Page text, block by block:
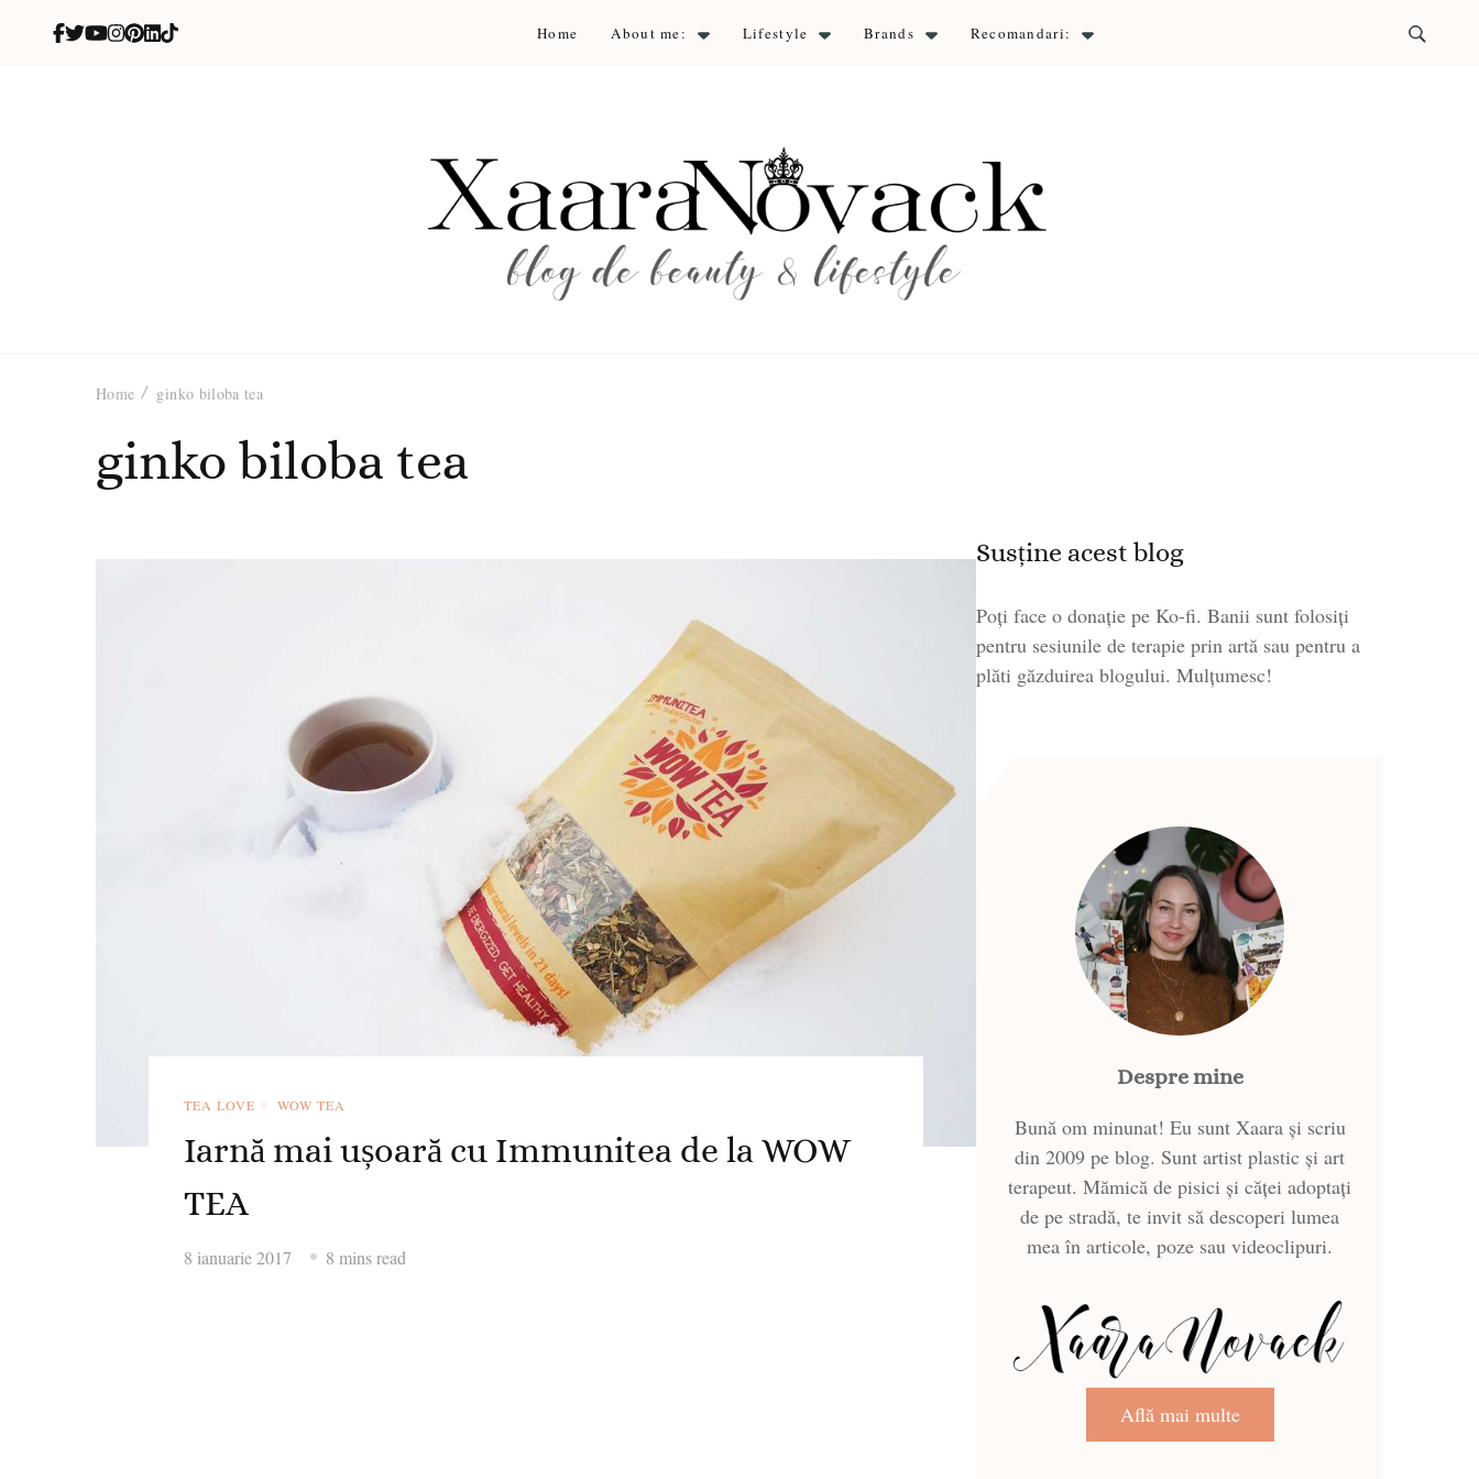
Home About me: Lifestyle Brands Recomandari:
Home ginko biloba tea
ginko biloba tea
TEA LOVE WOW TEA
Iarnă mai ușoară cu Immunitea de la WOW
TEA
8 ianuarie 2017 8 mins read
Susține acest blog
Poți face o donație pe Ko-fi. Banii sunt folosiți
pentru sesiunile de terapie prin artă sau pentru a
plăti găzduirea blogului. Mulțumesc!
Despre mine
Bună om minunat! Eu sunt Xaara și scriu
din 2009 pe blog. Sunt artist plastic și art
terapeut. Mămică de pisici și căței adoptați
de pe stradă, te invit să descoperi lumea
mea în articole, poze sau videoclipuri.
Află mai multe